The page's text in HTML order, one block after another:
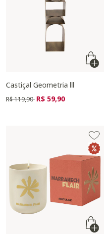
Castiçal Geometria lll
Preço reduzido de
R$ 119,90 para
R$ 59,90